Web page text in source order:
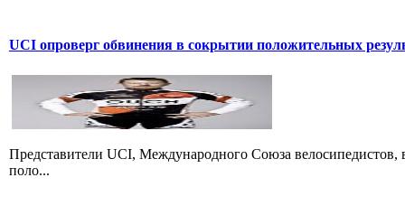
UCI опроверг обвинения в сокрытии положительных
Представители UCI, Международного Союза
поло...